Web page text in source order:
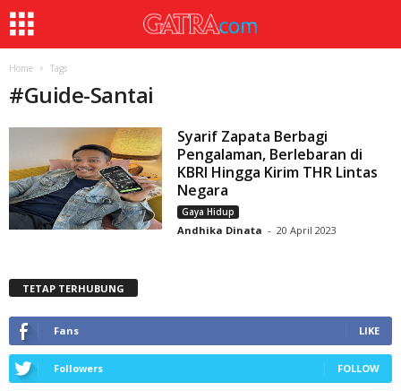
Home Tags
#Guide-Santai
Syarif Zapata Berbagi
Pengalaman, Berlebaran di
KBRI Hingga Kirim THR Lintas
Negara
Gaya Hidup
Andhika Dinata - 20 April 2023
TETAP TERHUBUNG
Fans LIKE
Followers FOLLOW